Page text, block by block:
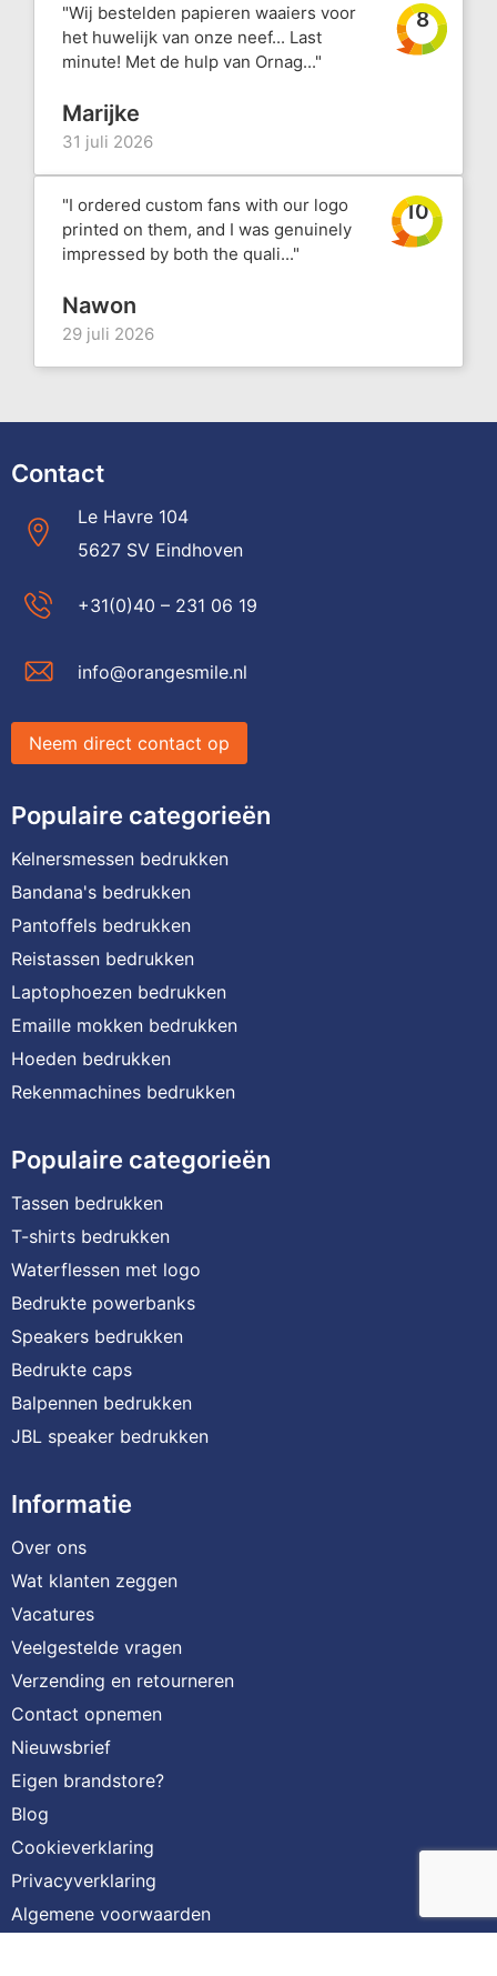
"Wij bestelden papieren waaiers voor
het huwelijk van onze neef... Last
minute! Met de hulp van Ornag..."
8
Marijke
31 juli 2026
"I ordered custom fans with our logo
printed on them, and I was genuinely
impressed by both the quali..."
10
Nawon
29 juli 2026
Contact
Le Havre 104
5627 SV Eindhoven
+31(0)40 – 231 06 19
info@orangesmile.nl
Neem direct contact op
Populaire categorieën
Kelnersmessen bedrukken
Bandana's bedrukken
Pantoffels bedrukken
Reistassen bedrukken
Laptophoezen bedrukken
Emaille mokken bedrukken
Hoeden bedrukken
Rekenmachines bedrukken
Populaire categorieën
Tassen bedrukken
T-shirts bedrukken
Waterflessen met logo
Bedrukte powerbanks
Speakers bedrukken
Bedrukte caps
Balpennen bedrukken
JBL speaker bedrukken
Informatie
Over ons
Wat klanten zeggen
Vacatures
Veelgestelde vragen
Verzending en retourneren
Contact opnemen
Nieuwsbrief
Eigen brandstore?
Blog
Cookieverklaring
Privacyverklaring
Algemene voorwaarden